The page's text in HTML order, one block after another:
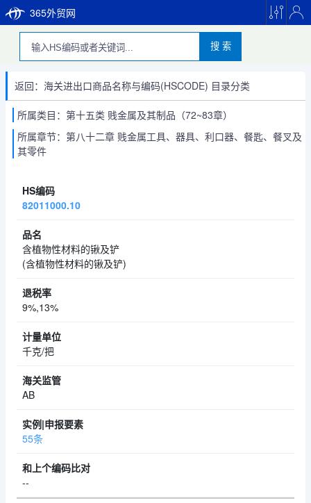
365外贸网
搜 索
返回：海关进出口商品名称与编码(HSCODE) 目录分类
所属类目：第十五类 贱金属及其制品（72~83章）
所属章节：第八十二章 贱金属工具、器具、利口器、餐匙、餐叉及
其零件
82011000.10
含植物性材料的锹及铲
(含植物性材料的锹及铲)
9%,13%
千克/把
AB
55条
--